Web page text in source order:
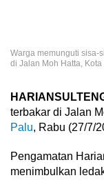
Warga memunguti sisa-
di Jalan Moh Hatta,
terbakar di Jalan
Palu, Rabu (27/7/
Pengamatan
menimbulkan